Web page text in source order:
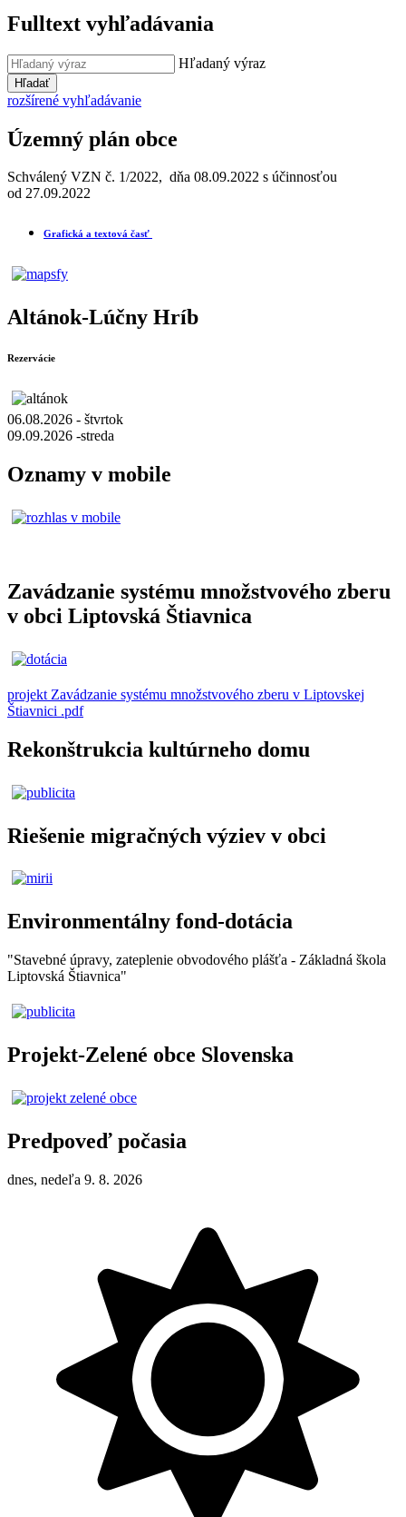
Fulltext vyhľadávania
Hľadaný výraz
Hľadať
rozšírené vyhľadávanie
Územný plán obce
Schválený VZN č. 1/2022, dňa 08.09.2022 s účinnosťou
od 27.09.2022
Grafická a textová časť
Altánok-Lúčny Hríb
Rezervácie
06.08.2026 - štvrtok
09.09.2026 -streda
Oznamy v mobile
Zavádzanie systému množstvového zberu
v obci Liptovská Štiavnica
projekt Zavádzanie systému množstvového zberu v Liptovskej
Štiavnici .pdf
Rekonštrukcia kultúrneho domu
Riešenie migračných výziev v obci
Environmentálny fond-dotácia
"Stavebné úpravy, zateplenie obvodového plášťa - Základná škola
Liptovská Štiavnica"
Projekt-Zelené obce Slovenska
Predpoveď počasia
dnes, nedeľa 9. 8. 2026